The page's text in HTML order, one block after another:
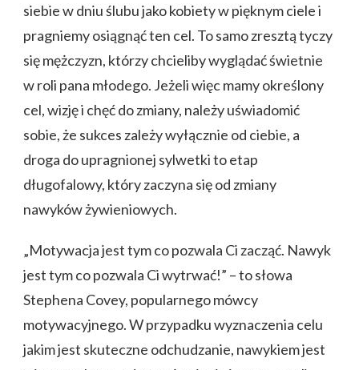
siebie w dniu ślubu jako kobiety w pięknym ciele i
pragniemy osiągnąć ten cel. To samo zresztą tyczy
się mężczyzn, którzy chcieliby wyglądać świetnie
w roli pana młodego. Jeżeli więc mamy określony
cel, wizję i chęć do zmiany, należy uświadomić
sobie, że sukces zależy wyłącznie od ciebie, a
droga do upragnionej sylwetki to etap
długofalowy, który zaczyna się od zmiany
nawyków żywieniowych.
„Motywacja jest tym co pozwala Ci zacząć. Nawyk
jest tym co pozwala Ci wytrwać!” – to słowa
Stephena Covey, popularnego mówcy
motywacyjnego. W przypadku wyznaczenia celu
jakim jest skuteczne odchudzanie, nawykiem jest